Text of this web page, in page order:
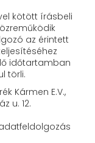
kötött írásbeli
az érintett
időtartamban
törli.
Kármen E.V.,
u. 12.